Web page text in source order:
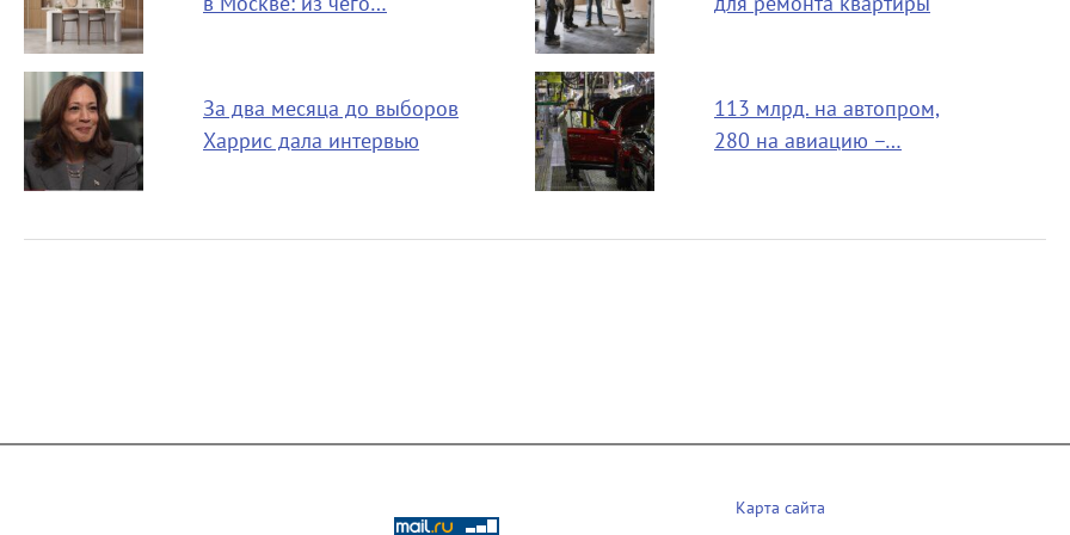
За два месяца до выборов
Харрис дала интервью
113 млрд. на автопром,
280 на авиацию –…
Карта сайта